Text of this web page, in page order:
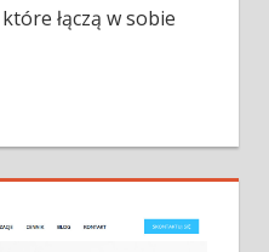
łączą w sobie